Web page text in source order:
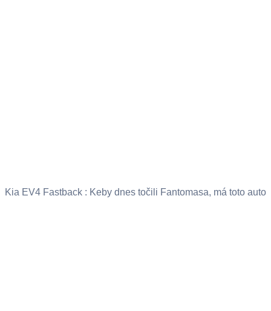
Kia EV4 Fastback : Keby dnes točili Fantomasa, má toto auto